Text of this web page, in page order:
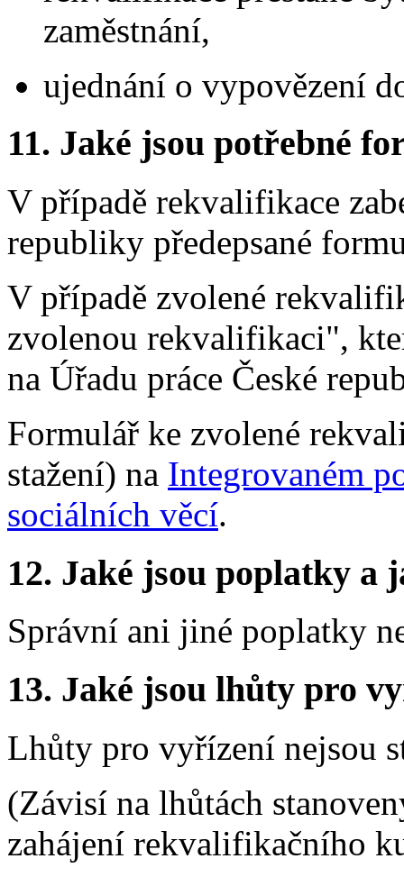
zaměstnání,
ujednání o vypovězení
11. Jaké jsou potřebné
V případě rekvalifikace
republiky předepsané
V případě zvolené
zvolenou rekvalifikaci",
na Úřadu práce České
Formulář ke zvolené
stažení) na Integrovaném
sociálních věcí.
12. Jaké jsou poplatky a
Správní ani jiné poplatky
13. Jaké jsou lhůty pro
Lhůty pro vyřízení nejsou
(Závisí na lhůtách
zahájení rekvalifikačního